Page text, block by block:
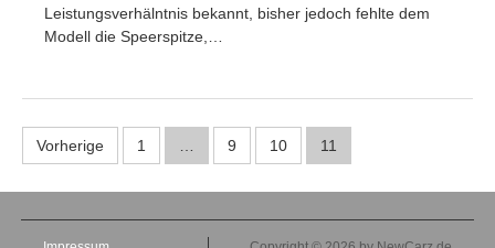
Leistungsverhälntnis bekannt, bisher jedoch fehlte dem
Modell die Speerspitze,…
Vorherige 1 9 10 11